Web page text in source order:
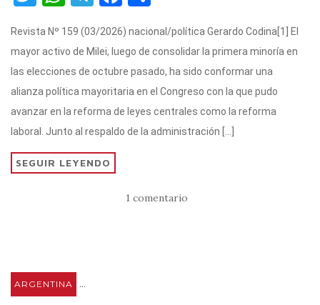
it
te
r
at
s
A
p
p
e
gr
a
m
c
e
b
o
o
m
p
ar
ti
r
Revista Nº 159 (03/2026) nacional/política Gerardo Codina[1] El
mayor activo de Milei, luego de consolidar la primera minoría en
las elecciones de octubre pasado, ha sido conformar una
alianza política mayoritaria en el Congreso con la que pudo
avanzar en la reforma de leyes centrales como la reforma
laboral. Junto al respaldo de la administración […]
SEGUIR LEYENDO
1 comentario
ARGENTINA ...